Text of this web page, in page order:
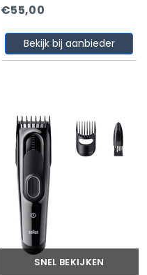
€55,00
Bekijk bij aanbieder
SNEL BEKIJKEN